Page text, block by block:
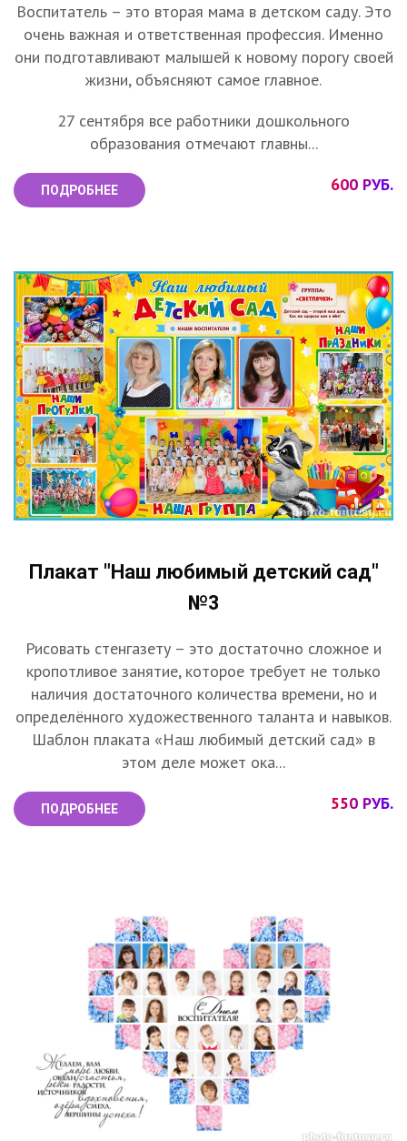
Воспитатель – это вторая мама в детском саду. Это
очень важная и ответственная профессия. Именно
они подготавливают малышей к новому порогу своей
жизни, объясняют самое главное.
27 сентября все работники дошкольного
образования отмечают главны...
ПОДРОБНЕЕ 600 РУБ.
Плакат "Наш любимый детский сад"
№3
Рисовать стенгазету – это достаточно сложное и
кропотливое занятие, которое требует не только
наличия достаточного количества времени, но и
определённого художественного таланта и навыков.
Шаблон плаката «Наш любимый детский сад» в
этом деле может ока...
ПОДРОБНЕЕ 550 РУБ.